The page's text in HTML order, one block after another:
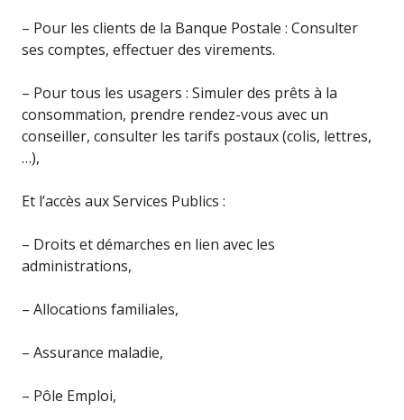
– Pour les clients de la Banque Postale : Consulter
ses comptes, effectuer des virements.
– Pour tous les usagers : Simuler des prêts à la
consommation, prendre rendez-vous avec un
conseiller, consulter les tarifs postaux (colis, lettres,
…),
Et l’accès aux Services Publics :
– Droits et démarches en lien avec les
administrations,
– Allocations familiales,
– Assurance maladie,
– Pôle Emploi,